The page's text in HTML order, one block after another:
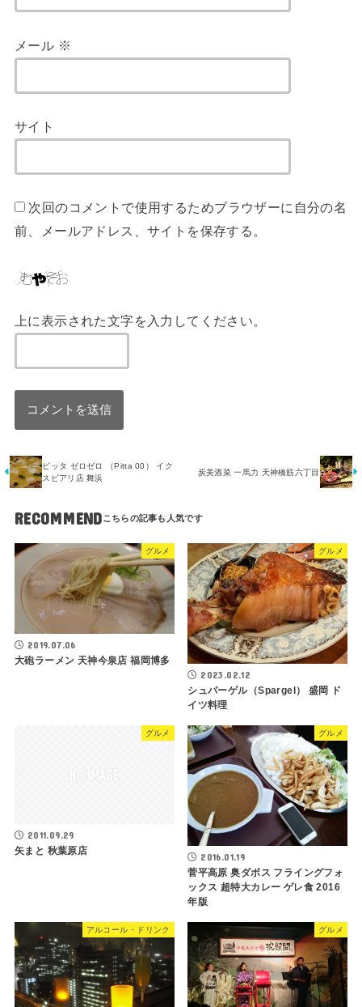
メール ※
サイト
次回のコメントで使用するためブラウザーに自分の名
前、メールアドレス、サイトを保存する。
上に表示された文字を入力してください。
ピッタ ゼロゼロ （Pitta 00） イク
スピアリ店 舞浜
炭美酒菜 一馬力 天神橋筋六丁目
RECOMMEND
グルメ
2019.07.06
大砲ラーメン 天神今泉店 福岡博多
グルメ
2023.02.12
シュパーゲル（Spargel） 盛岡 ド
イツ料理
グルメ
2011.09.29
矢まと 秋葉原店
グルメ
2016.01.19
菅平高原 奥ダボス フライングフォ
ックス 超特大カレー ゲレ食 2016
年版
アルコール・ドリンク グルメ